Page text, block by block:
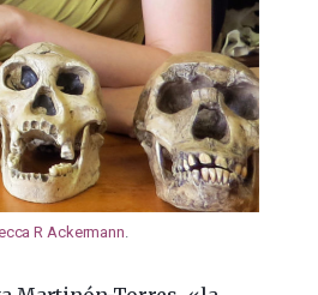
R Ackermann